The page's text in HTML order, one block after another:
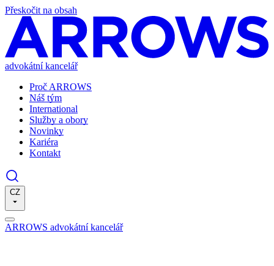
Přeskočit na obsah
advokátní kancelář
Proč ARROWS
Náš tým
International
Služby a obory
Novinky
Kariéra
Kontakt
CZ
ARROWS advokátní kancelář